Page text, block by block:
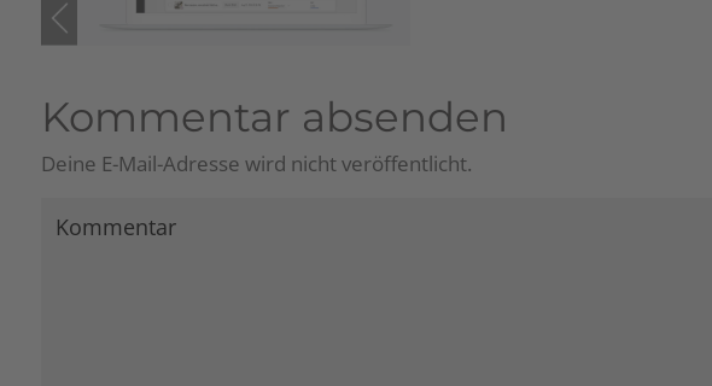
Kommentar absenden
Deine E-Mail-Adresse wird nicht veröffentlicht.